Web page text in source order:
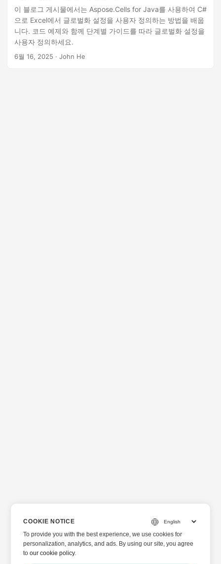
이 블로그 게시물에서는 Aspose.Cells for Java를 사용하여 C#
으로 Excel에서 글로벌화 설정을 사용자 정의하는 방법을 배웁
니다. 코드 예제와 함께 단계별 가이드를 따라 글로벌화 설정을
사용자 정의하세요.
6월 16, 2025 · John He
COOKIE NOTICE
To provide you with the best experience, we use cookies for
personalization, analytics, and ads. By using our site, you agree
toour cookie policy.